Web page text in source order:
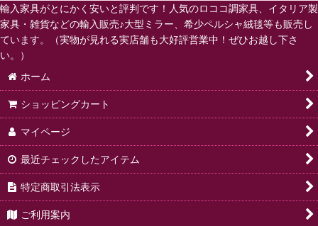
輸入家具がとにかく安いと評判です！人気のロココ調家具、イタリア製
家具・雑貨などの輸入販売♪大型ミラー、希少ペルシャ絨毯等も販売し
ています。（実物が見れる実店舗も大好評営業中！ぜひお越し下さ
い。）
ホーム
ショッピングカート
マイページ
最近チェックしたアイテム
特定商取引法表示
ご利用案内